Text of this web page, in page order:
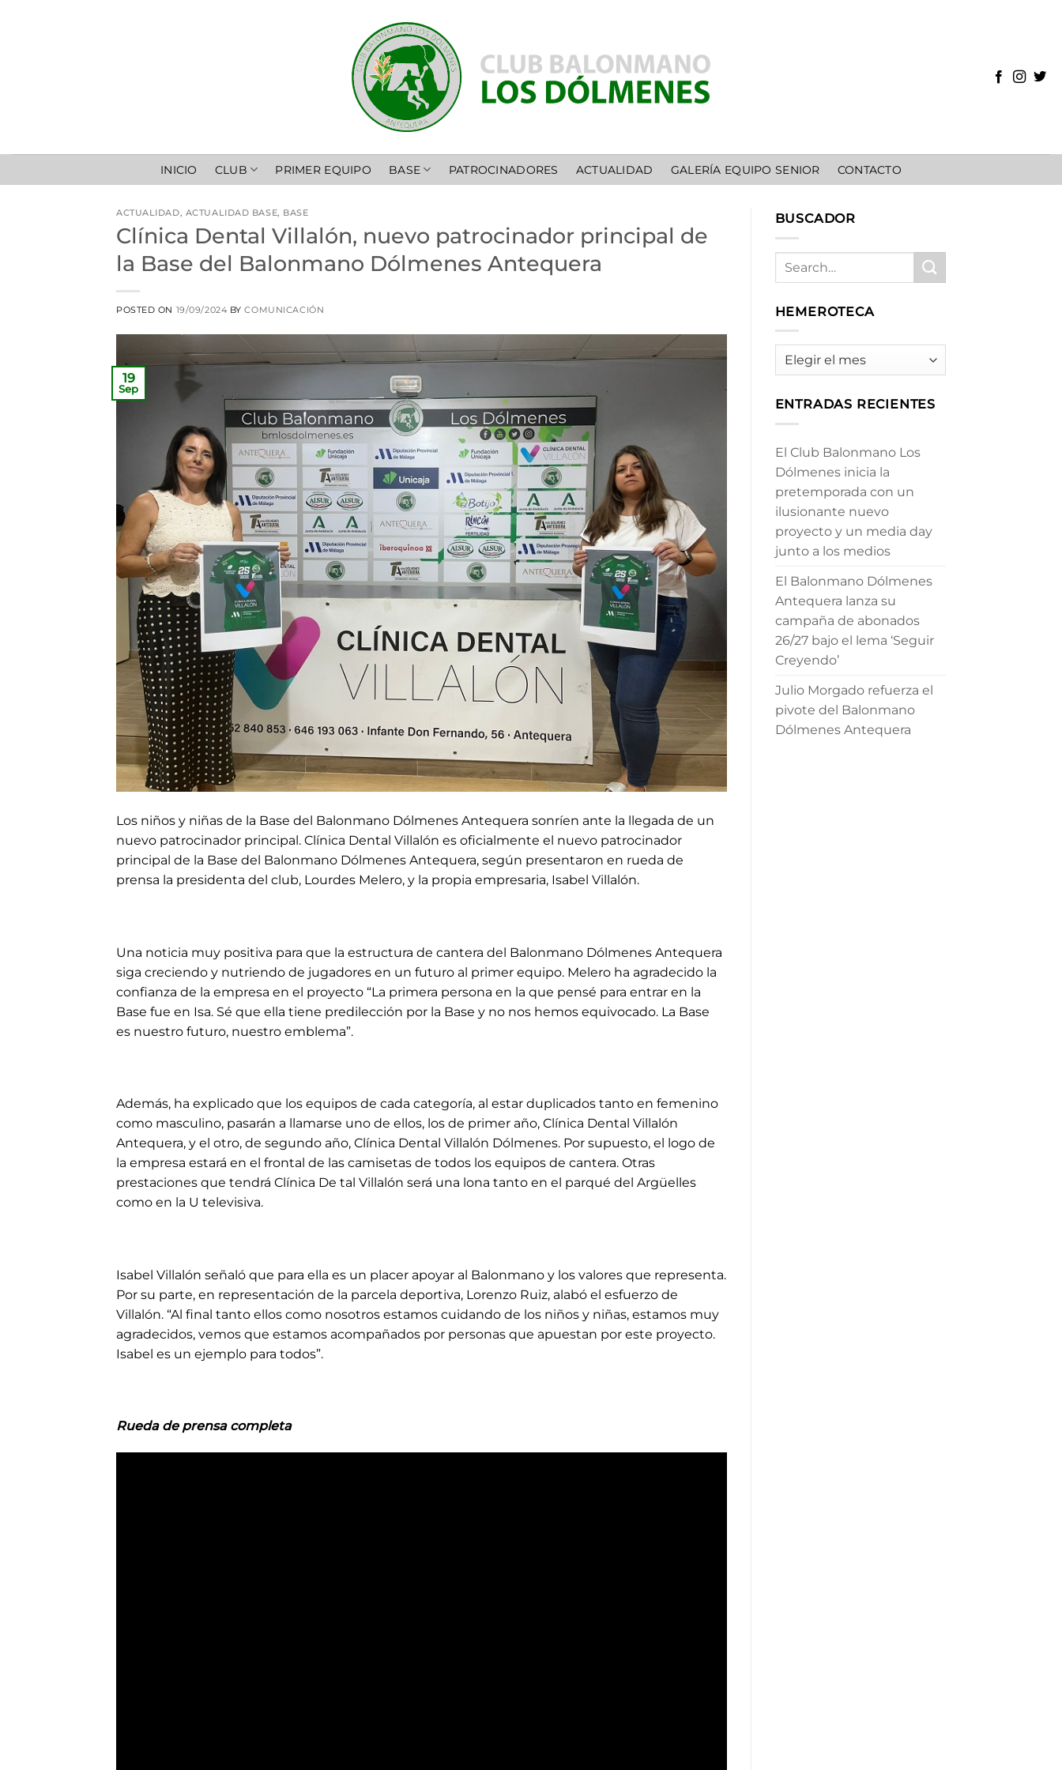
INICIO CLUB PRIMER EQUIPO BASE PATROCINADORES ACTUALIDAD GALERÍA EQUIPO SENIOR CONTACTO
ACTUALIDAD, ACTUALIDAD BASE, BASE
Clínica Dental Villalón, nuevo patrocinador principal de
la Base del Balonmano Dólmenes Antequera
POSTED ON 19/09/2024 BYCOMUNICACIÓN
19
Sep
Los niños y niñas de la Base del Balonmano Dólmenes Antequera sonríen ante la llegada de un
nuevo patrocinador principal. Clínica Dental Villalón es oficialmente el nuevo patrocinador
principal de la Base del Balonmano Dólmenes Antequera, según presentaron en rueda de
prensa la presidenta del club, Lourdes Melero, y la propia empresaria, Isabel Villalón.
Una noticia muy positiva para que la estructura de cantera del Balonmano Dólmenes Antequera
siga creciendo y nutriendo de jugadores en un futuro al primer equipo. Melero ha agradecido la
confianza de la empresa en el proyecto “La primera persona en la que pensé para entrar en la
Base fue en Isa. Sé que ella tiene predilección por la Base y no nos hemos equivocado. La Base
es nuestro futuro, nuestro emblema”.
Además, ha explicado que los equipos de cada categoría, al estar duplicados tanto en femenino
como masculino, pasarán a llamarse uno de ellos, los de primer año, Clínica Dental Villalón
Antequera, y el otro, de segundo año, Clínica Dental Villalón Dólmenes. Por supuesto, el logo de
la empresa estará en el frontal de las camisetas de todos los equipos de cantera. Otras
prestaciones que tendrá Clínica De tal Villalón será una lona tanto en el parqué del Argüelles
como en la U televisiva.
Isabel Villalón señaló que para ella es un placer apoyar al Balonmano y los valores que representa.
Por su parte, en representación de la parcela deportiva, Lorenzo Ruiz, alabó el esfuerzo de
Villalón. “Al final tanto ellos como nosotros estamos cuidando de los niños y niñas, estamos muy
agradecidos, vemos que estamos acompañados por personas que apuestan por este proyecto.
Isabel es un ejemplo para todos”.
Rueda de prensa completa
BUSCADOR
HEMEROTECA
HEMEROTECA
ENTRADAS RECIENTES
El Club Balonmano Los
Dólmenes inicia la
pretemporada con un
ilusionante nuevo
proyecto y un media day
junto a los medios
El Balonmano Dólmenes
Antequera lanza su
campaña de abonados
26/27 bajo el lema ‘Seguir
Creyendo’
Julio Morgado refuerza el
pivote del Balonmano
Dólmenes Antequera